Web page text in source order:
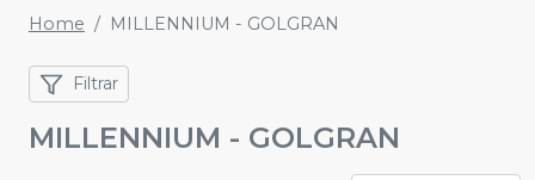
Home MILLENNIUM - GOLGRAN
Filtrar
MILLENNIUM - GOLGRAN